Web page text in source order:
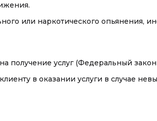
или наркотического опьянения,
получение услуг (Федеральный
в оказании услуги в случае